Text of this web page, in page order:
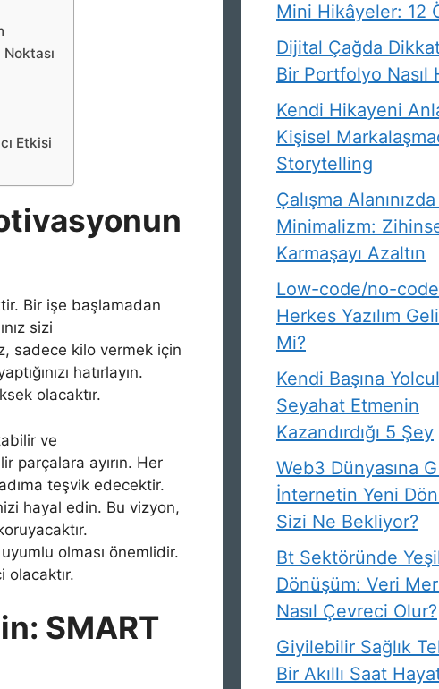
Etkisi
Bir işe başlamadan
sizi
sadece kilo vermek için
hatırlayın.
olacaktır.
ve
parçalara ayırın. Her
teşvik edecektir.
hayal edin. Bu vizyon,
olması önemlidir.
olacaktır.
SMART
Mini Hikâyeler: 12
Dijital Çağda
Bir Portfolyo Nasıl
Kendi Hikayeni
Kişisel
Storytelling
Çalışma
Minimalizm:
Karmaşayı Azaltın
Low-code/no-
Herkes Yazılım
Mi?
Kendi Başına
Seyahat Etmenin
Kazandırdığı 5 Şey
Web3 Dünyasına
İnternetin Yeni
Sizi Ne Bekliyor?
Bt Sektöründe
Dönüşüm: Veri
Nasıl Çevreci Olur?
Giyilebilir Sağlık
Bir Akıllı Saat